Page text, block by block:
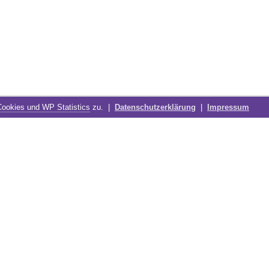
und WP Statistics zu. | Datenschutzerklärung Impressum